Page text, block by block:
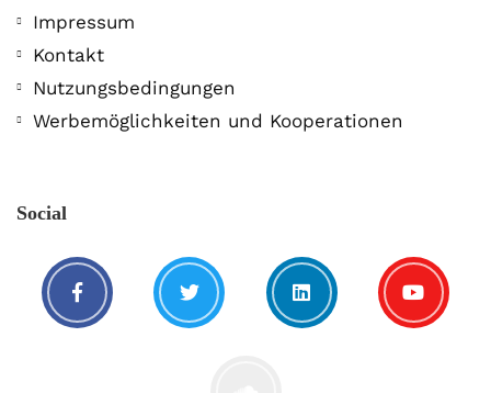
Impressum
Kontakt
Nutzungsbedingungen
Werbemöglichkeiten und Kooperationen
Social
Woche #2
Der Leserbrief der Woche Viele Leser
stellen ganz persönliche Fragen. Vielleicht
zu stellen? Kein Problem!...
Jetzt lesen